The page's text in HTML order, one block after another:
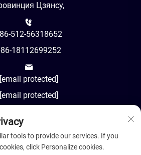
Цзянсу,
512-56318652
18112699252
[email protected]
[email protected]
PM18:00
tools to provide our services. If you
click Personalize cookies.